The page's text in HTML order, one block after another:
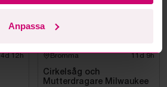
Anpassa
4d 12h Bromma 11d 9h
Cirkelsåg och
Mutterdragare Milwaukee